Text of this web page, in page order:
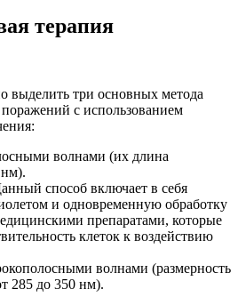
терапия
три основных метода
с использованием
волнами (их длина
нм).
способ включает в себя
и одновременную обработку
препаратами, которые
клеток к воздействию
волнами (размерность
285 до 350 нм).